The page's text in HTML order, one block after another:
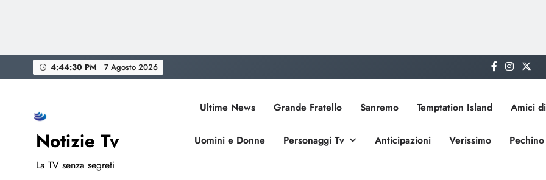
to
4:44:31 PM 7 Agosto 2026
Notizie Tv
La TV senza segreti
Ultime News Grande Fratello Sanremo Temptation Island Amici
Uomini e Donne Personaggi Tv Anticipazioni Verissimo